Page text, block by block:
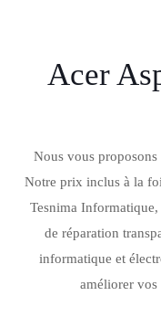
Acer
Nous vous
Notre prix inclus à la
Tesnima
de réparation
informatique et
améliorer